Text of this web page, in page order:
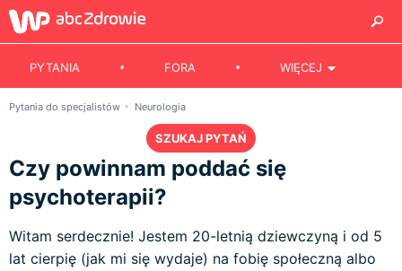
PYTANIA FORA WIĘCEJ
Pytania do specjalistów Neurologia
SZUKAJ PYTAŃ
Czy powinnam poddać się
psychoterapii?
Witam serdecznie! Jestem 20-letnią dziewczyną i od 5
lat cierpię (jak mi się wydaje) na fobię społeczną albo